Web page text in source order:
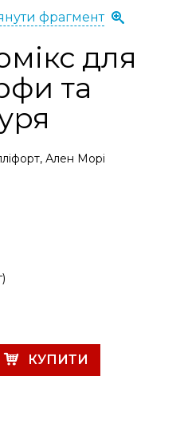
фрагмент
для
та
Ален Морі